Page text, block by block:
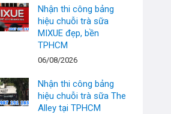
Nhận thi công bảng
hiệu chuỗi trà sữa
MIXUE đẹp, bền
TPHCM
06/08/2026
Nhận thi công bảng
hiệu chuỗi trà sữa The
Alley tại TPHCM